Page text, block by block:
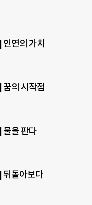
인연의 가치
꿈의 시작점
물을 판다
뒤돌아보다